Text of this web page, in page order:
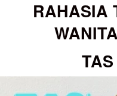
RAHASIA